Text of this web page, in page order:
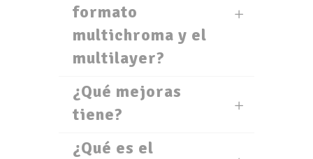
formato
multichroma y el
multilayer?
¿Qué mejoras
tiene?
¿Qué es el